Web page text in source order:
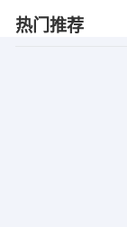
热门推荐